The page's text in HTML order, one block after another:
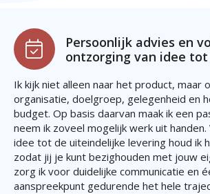
Persoonlijk advies en
ontzorging van idee
Ik kijk niet alleen naar het product, maar
organisatie, doelgroep, gelegenheid en
budget. Op basis daarvan maak ik een
neem ik zoveel mogelijk werk uit
idee tot de uiteindelijke levering houd ik
zodat jij je kunt bezighouden met jouw
zorg ik voor duidelijke communicatie en
aanspreekpunt gedurende het hele